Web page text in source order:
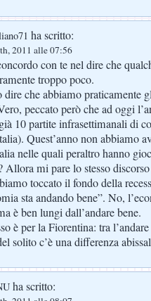
ha scritto:
2011 alle 07:56
con te nel dire che
troppo poco.
dire che abbiamo praticamente
peccato però che ad oggi
10 partite infrasettimanali di
Quest’anno non abbiamo
nelle quali peraltro hanno
Allora mi pare lo stesso
toccato il fondo della
sta andando bene”. No,
è ben lungi dall’andare bene.
è per la Fiorentina: tra
solito c’è una differenza
ha scritto: